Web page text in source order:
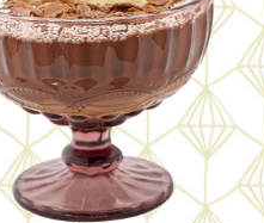
Για τους λάτρεις των
γλυκών γεύσεων